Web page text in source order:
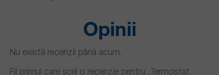
Opinii
Nu există recenzii până acum.
Fii primul care scrii o recenzie pentru „Termostat